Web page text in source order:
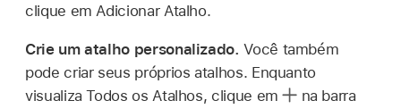
clique em Adicionar Atalho.
Crie um atalho personalizado.Você também
pode criar seus próprios atalhos. Enquanto
visualiza Todos os Atalhos, clique em
na barra